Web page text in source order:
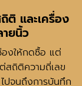
ติ และเครื่อง
ยนิ้ว
องให้กดซื้อ แต่
สถิติความถี่เลข
ปจนถึงการบันทึก